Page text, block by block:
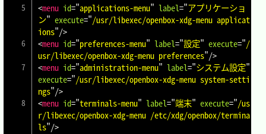
<menu id="applications-menu" label="アプリケーショ
ン" execute="/usr/libexec/openbox-xdg-menu applicat
ions"/>
<menu id="preferences-menu" label="設定" execute="/
usr/libexec/openbox-xdg-menu preferences"/>
<menu id="administration-menu" label="システム設定"
execute="/usr/libexec/openbox-xdg-menu system-setti
ngs"/>
<menu id="terminals-menu" label="端末" execute="/us
r/libexec/openbox-xdg-menu /etc/xdg/openbox/termina
ls"/>